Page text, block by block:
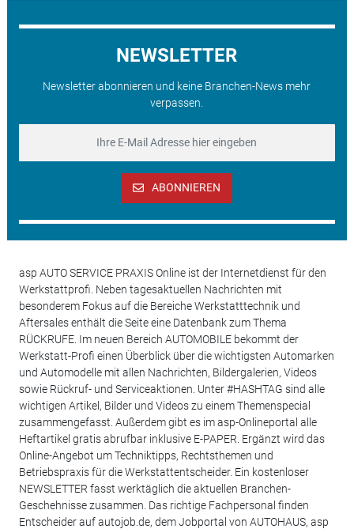
NEWSLETTER
Newsletter abonnieren und keine Branchen-News mehr
verpassen.
ABONNIEREN
asp AUTO SERVICE PRAXIS Online ist der Internetdienst für den
Werkstattprofi. Neben tagesaktuellen Nachrichten mit
besonderem Fokus auf die Bereiche Werkstatttechnik und
Aftersales enthält die Seite eine Datenbank zum Thema
RÜCKRUFE. Im neuen Bereich AUTOMOBILE bekommt der
Werkstatt-Profi einen Überblick über die wichtigsten Automarken
und Automodelle mit allen Nachrichten, Bildergalerien, Videos
sowie Rückruf- und Serviceaktionen. Unter #HASHTAG sind alle
wichtigen Artikel, Bilder und Videos zu einem Themenspecial
zusammengefasst. Außerdem gibt es im asp-Onlineportal alle
Heftartikel gratis abrufbar inklusive E-PAPER. Ergänzt wird das
Online-Angebot um Techniktipps, Rechtsthemen und
Betriebspraxis für die Werkstattentscheider. Ein kostenloser
NEWSLETTER fasst werktäglich die aktuellen Branchen-
Geschehnisse zusammen. Das richtige Fachpersonal finden
Entscheider auf autojob.de, dem Jobportal von AUTOHAUS, asp